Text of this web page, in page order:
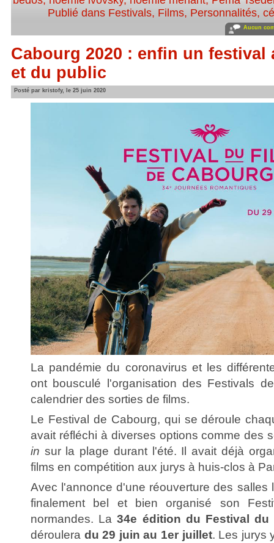
Publié dans Festivals, Films, Personnalités,
Aucun
Cabourg 2020 : enfin un festival
et du public
Posté par kristofy, le 25 juin 2020
La pandémie du coronavirus et les
ont bousculé l'organisation des Festivals
calendrier des sorties de films.
Le Festival de Cabourg, qui se déroule
avait réfléchi à diverses options comme des
in sur la plage durant l'été. Il avait déjà
films en compétition aux jurys à huis-clos à
Avec l'annonce d'une réouverture des salles
finalement bel et bien organisé son
normandes. La34e édition du Festival
déroulera du 29 juin au 1er juillet. Les jurys